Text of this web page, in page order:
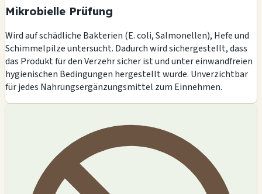
Mikrobielle Prüfung
Wird auf schädliche Bakterien (E. coli, Salmonellen), Hefe und
Schimmelpilze untersucht. Dadurch wird sichergestellt, dass
das Produkt für den Verzehr sicher ist und unter einwandfreien
hygienischen Bedingungen hergestellt wurde. Unverzichtbar
für jedes Nahrungsergänzungsmittel zum Einnehmen.